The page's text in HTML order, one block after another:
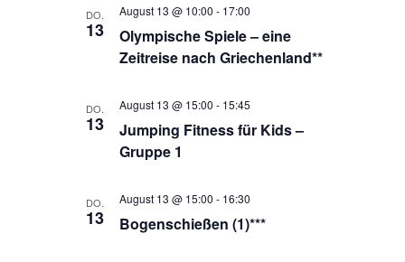
DO.
13
Olympische Spiele – eine
Zeitreise nach Griechenland**
August 13 @ 10:00 - 17:00
DO.
13
Jumping Fitness für Kids –
Gruppe 1
August 13 @ 15:00 - 15:45
DO.
13 Bogenschießen (1)***
August 13 @ 15:00 - 16:30